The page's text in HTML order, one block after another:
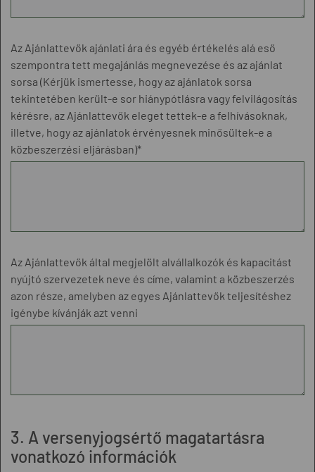
Az Ajánlattevők ajánlati ára és egyéb értékelés alá eső
szempontra tett megajánlás megnevezése és az ajánlat
sorsa (Kérjük ismertesse, hogy az ajánlatok sorsa
tekintetében került-e sor hiánypótlásra vagy felvilágosítás
kérésre, az Ajánlattevők eleget tettek-e a felhívásoknak,
illetve, hogy az ajánlatok érvényesnek minősültek-e a
közbeszerzési eljárásban)*
Az Ajánlattevők által megjelölt alvállalkozók és kapacitást
nyújtó szervezetek neve és címe, valamint a közbeszerzés
azon része, amelyben az egyes Ajánlattevők teljesítéshez
igénybe kívánják azt venni
3. A versenyjogsértő magatartásra
vonatkozó információk